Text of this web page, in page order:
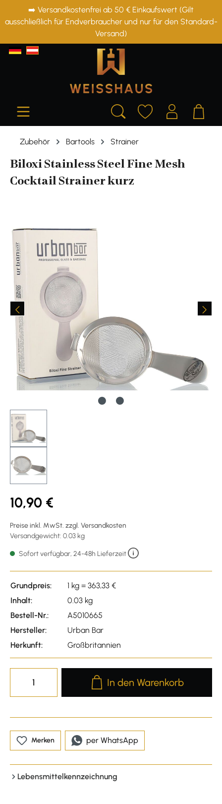
springen
➡️ Versandkostenfrei ab 50 € Einkaufswert (Gilt
ausschließlich für Endverbraucher und nur für den Standard-
Versand)
Zubehör Bartools Strainer
Biloxi Stainless Steel Fine Mesh
Cocktail Strainer kurz
10,90 €
Preise inkl. MwSt. zzgl. Versandkosten
Versandgewicht: 0.03 kg
Sofort verfügbar, 24-48h Lieferzeit
Grundpreis:
1 kg = 363,33 €
Inhalt:
0.03 kg
Bestell-Nr.:
A5010665
Hersteller:
Urban Bar
Herkunft:
Großbritannien
Produkt Anzahl: Gib den
In den Warenkorb
Merken per WhatsApp
Lebensmittelkennzeichnung